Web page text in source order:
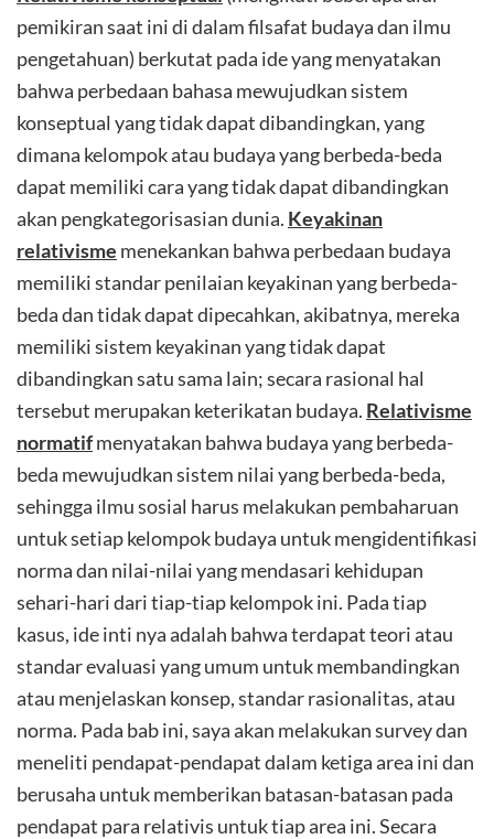
pemikiran saat ini di dalam filsafat budaya dan ilmu
pengetahuan) berkutat pada ide yang menyatakan
bahwa perbedaan bahasa mewujudkan sistem
konseptual yang tidak dapat dibandingkan, yang
dimana kelompok atau budaya yang berbeda-beda
dapat memiliki cara yang tidak dapat dibandingkan
akan pengkategorisasian dunia. Keyakinan
relativisme menekankan bahwa perbedaan budaya
memiliki standar penilaian keyakinan yang berbeda-
beda dan tidak dapat dipecahkan, akibatnya, mereka
memiliki sistem keyakinan yang tidak dapat
dibandingkan satu sama lain; secara rasional hal
tersebut merupakan keterikatan budaya. Relativisme
normatifmenyatakan bahwa budaya yang berbeda-
beda mewujudkan sistem nilai yang berbeda-beda,
sehingga ilmu sosial harus melakukan pembaharuan
untuk setiap kelompok budaya untuk mengidentifikasi
norma dan nilai-nilai yang mendasari kehidupan
sehari-hari dari tiap-tiap kelompok ini. Pada tiap
kasus, ide inti nya adalah bahwa terdapat teori atau
standar evaluasi yang umum untuk membandingkan
atau menjelaskan konsep, standar rasionalitas, atau
norma. Pada bab ini, saya akan melakukan survey dan
meneliti pendapat-pendapat dalam ketiga area ini dan
berusaha untuk memberikan batasan-batasan pada
pendapat para relativis untuk tiap area ini. Secara